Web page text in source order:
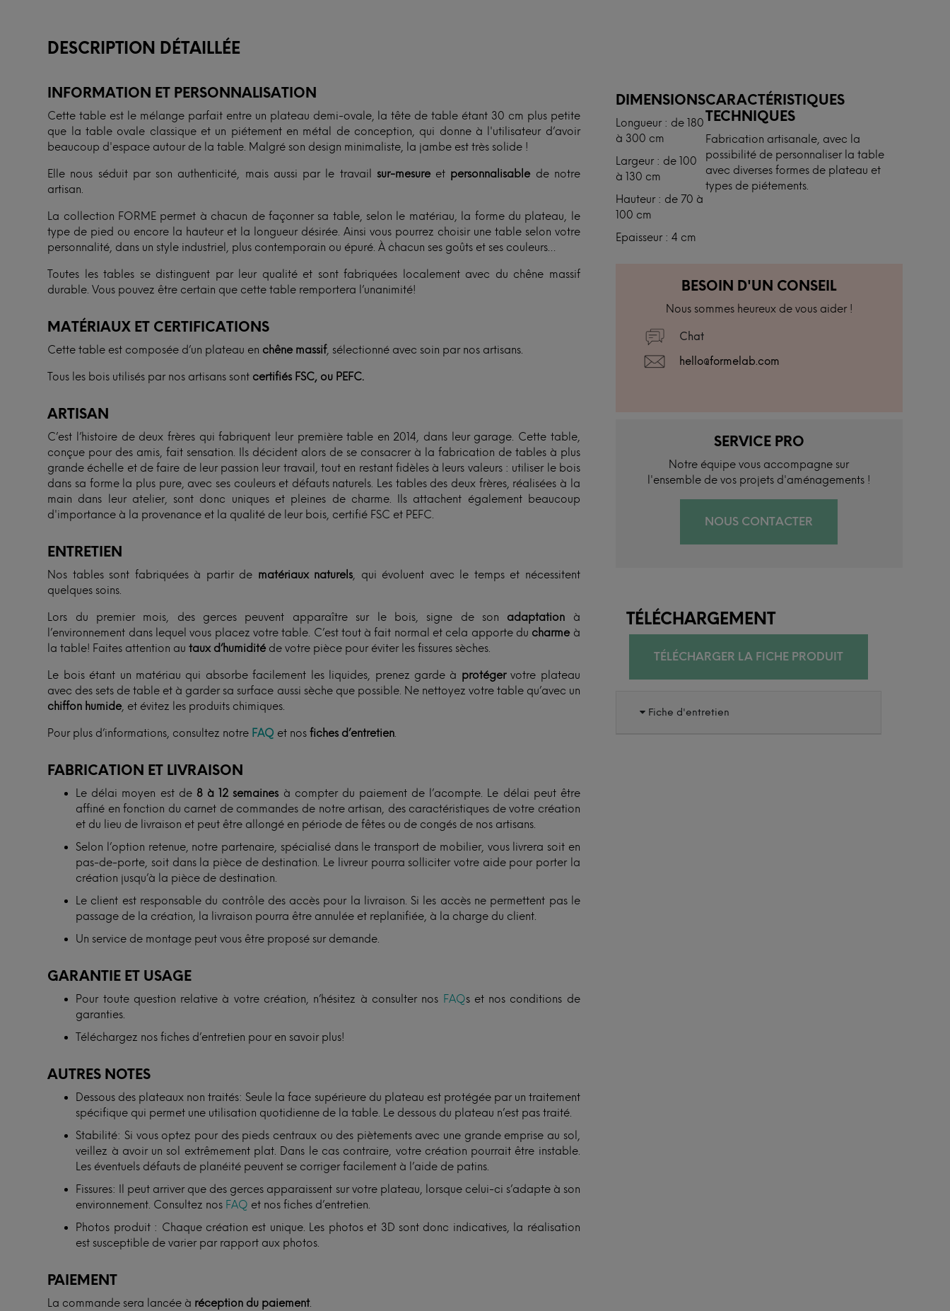
DESCRIPTION DÉTAILLÉE
INFORMATION ET PERSONNALISATION
Cette table est le mélange parfait entre un plateau demi-ovale, la tête de table étant 30 cm plus petite
que la table ovale classique et un piétement en métal de conception, qui donne à l'utilisateur d’avoir
beaucoup d'espace autour de la table. Malgré son design minimaliste, la jambe est très solide !
Elle nous séduit par son authenticité, mais aussi par le travail sur-mesureet personnalisablede notre
artisan.
La collection FORME permet à chacun de façonner sa table, selon le matériau, la forme du plateau, le
type de pied ou encore la hauteur et la longueur désirée. Ainsi vous pourrez choisir une table selon votre
personnalité, dans un style industriel, plus contemporain ou épuré. À chacun ses goûts et ses couleurs…
Toutes les tables se distinguent par leur qualité et sont fabriquées localement avec du chêne massif
durable. Vous pouvez être certain que cette table remportera l’unanimité!
MATÉRIAUX ET CERTIFICATIONS
Cette table est composée d’un plateau en chêne massif, sélectionné avec soin par nos artisans.
Tous les bois utilisés par nos artisans sont certifiés FSC, ou PEFC.
ARTISAN
C’est l’histoire de deux frères qui fabriquent leur première table en 2014, dans leur garage. Cette table,
conçue pour des amis, fait sensation. Ils décident alors de se consacrer à la fabrication de tables à plus
grande échelle et de faire de leur passion leur travail, tout en restant fidèles à leurs valeurs : utiliser le bois
dans sa forme la plus pure, avec ses couleurs et défauts naturels. Les tables des deux frères, réalisées à la
main dans leur atelier, sont donc uniques et pleines de charme. Ils attachent également beaucoup
d'importance à la provenance et la qualité de leur bois, certifié FSC et PEFC.
ENTRETIEN
Nos tables sont fabriquées à partir de matériaux naturels, qui évoluent avec le temps et nécessitent
quelques soins.
Lors du premier mois, des gerces peuvent apparaître sur le bois, signe de son adaptation à
l’environnement dans lequel vous placez votre table. C’est tout à fait normal et cela apporte du charmeà
la table! Faites attention autaux d’humiditéde votre pièce pour éviter les fissures sèches.
Le bois étant un matériau qui absorbe facilement les liquides, prenez garde à protégervotre plateau
avec des sets de table et à garder sa surface aussi sèche que possible. Ne nettoyez votre table qu’avec un
chiffon humide, et évitez les produits chimiques.
Pour plus d’informations, consultez notre FAQ et nosfiches d’entretien.
FABRICATION ET LIVRAISON
Le délai moyen est de 8 à 12 semaines à compter du paiement de l’acompte. Le délai peut être
affiné en fonction du carnet de commandes de notre artisan, des caractéristiques de votre création
et du lieu de livraison et peut être allongé en période de fêtes ou de congés de nos artisans.
Selon l’option retenue, notre partenaire, spécialisé dans le transport de mobilier, vous livrera soit en
pas-de-porte, soit dans la pièce de destination. Le livreur pourra solliciter votre aide pour porter la
création jusqu’à la pièce de destination.
Le client est responsable du contrôle des accès pour la livraison. Si les accès ne permettent pas le
passage de la création, la livraison pourra être annulée et replanifiée, à la charge du client.
Un service de montage peut vous être proposé sur demande.
GARANTIE ET USAGE
Pour toute question relative à votre création, n’hésitez à consulter nos FAQs et nos conditions de
garanties.
Téléchargez nos fiches d’entretien pour en savoir plus!
AUTRES NOTES
Dessous des plateaux non traités: Seule la face supérieure du plateau est protégée par un traitement
spécifique qui permet une utilisation quotidienne de la table. Le dessous du plateau n’est pas traité.
Stabilité: Si vous optez pour des pieds centraux ou des piètements avec une grande emprise au sol,
veillez à avoir un sol extrêmement plat. Dans le cas contraire, votre création pourrait être instable.
Les éventuels défauts de planéité peuvent se corriger facilement à l’aide de patins.
Fissures: Il peut arriver que des gerces apparaissent sur votre plateau, lorsque celui-ci s’adapte à son
environnement. Consultez nos FAQ et nos fiches d’entretien.
Photos produit : Chaque création est unique. Les photos et 3D sont donc indicatives, la réalisation
est susceptible de varier par rapport aux photos.
PAIEMENT
La commande sera lancée à réception du paiement.
DIMENSIONS
Longueur : de 180
à 300 cm
Largeur : de 100
à 130 cm
Hauteur : de 70 à
100 cm
Epaisseur : 4 cm
CARACTÉRISTIQUES
TECHNIQUES
Fabrication artisanale, avec la
possibilité de personnaliser la table
avec diverses formes de plateau et
types de piétements.
BESOIN D'UN CONSEIL
Nous sommes heureux de vous aider !
Chat
hello@formelab.com
SERVICE PRO
Notre équipe vous accompagne sur
l'ensemble de vos projets d'aménagements !
NOUS CONTACTER
TÉLÉCHARGEMENT
TÉLÉCHARGER LA FICHE PRODUIT
Fiche d'entretien